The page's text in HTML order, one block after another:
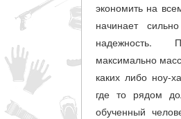
экономить на
начинает
максимально
каких либо ноу-
где то рядом
обученный